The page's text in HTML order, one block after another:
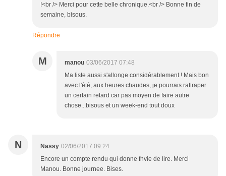
!<br /> Merci pour cette belle chronique.<br /> Bonne fin de
semaine, bisous.
Répondre
M manou 03/06/2017 07:48
Ma liste aussi s'allonge considérablement ! Mais bon
avec l'été, aux heures chaudes, je pourrais rattraper
un certain retard car pas moyen de faire autre
chose...bisous et un week-end tout doux
N Nassy 02/06/2017 09:24
Encore un compte rendu qui donne fnvie de lire. Merci
Manou. Bonne journee. Bises.